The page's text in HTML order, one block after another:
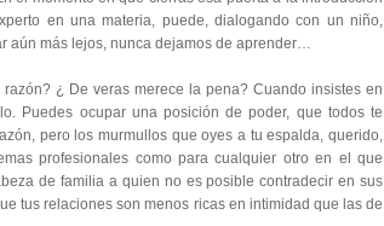
en una materia, puede, dialogando con un niño,
aún más lejos, nunca dejamos de aprender…
¿ De veras merece la pena? Cuando insistes en
Puedes ocupar una posición de poder, que todos te
pero los murmullos que oyes a tu espalda, querido,
profesionales como para cualquier otro en el que
de familia a quien no es posible contradecir en sus
tus relaciones son menos ricas en intimidad que las de